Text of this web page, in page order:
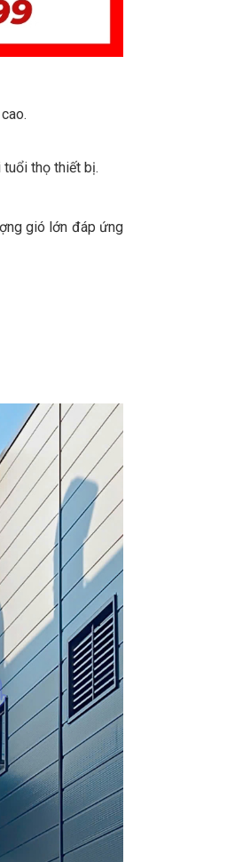
thọ thiết bị.
gió lớn đáp ứng